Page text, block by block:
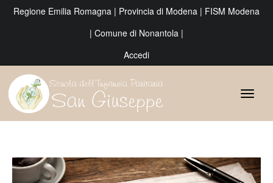
Regione Emilia Romagna | Provincia di Modena | FISM Modena
| Comune di Nonantola |
Accedi